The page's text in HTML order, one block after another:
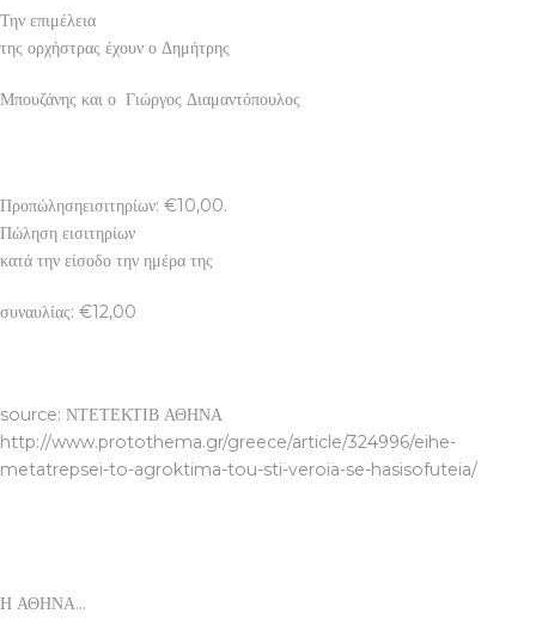
Την επιμέλεια
της ορχήστρας έχουν ο Δημήτρης
Μπουζάνης και ο Γιώργος Διαμαντόπουλος
Προπώλησηεισιτηρίων: €10,00.
Πώληση εισιτηρίων
κατά την είσοδο την ημέρα της
συναυλίας: €12,00
source: ΝΤΕΤΕΚΤΙΒ ΑΘΗΝΑ
http://www.protothema.gr/greece/article/324996/eihe-
metatrepsei-to-agroktima-tou-sti-veroia-se-hasisofuteia/
Η ΑΘΗΝΑ…